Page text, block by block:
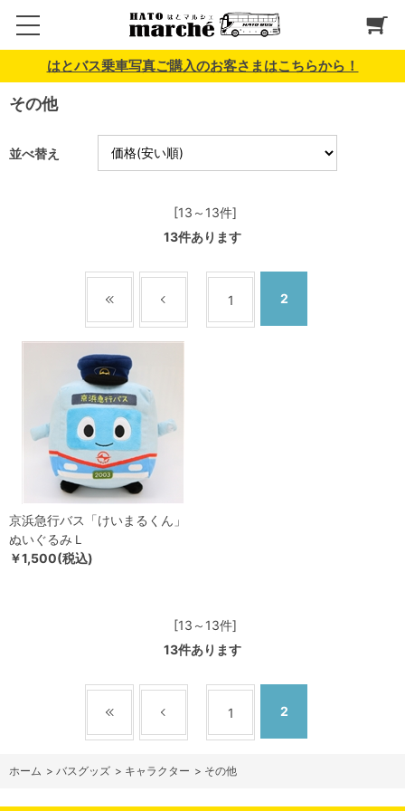
はとバス乗車写真ご購入のお客さまはこちらから！
その他
並べ替え
[13～13件]
13件あります
1 2
京浜急行バス「けいまるくん」
ぬいぐるみＬ
￥1,500(税込)
[13～13件]
13件あります
1 2
ホーム > バスグッズ > キャラクター > その他